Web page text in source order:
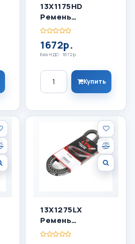
13X1175HD
Ремень
Клиновый
1672р.
Без НДС: 1672р.
Количество
Купить
13X1275LX
Ремень
Клиновый